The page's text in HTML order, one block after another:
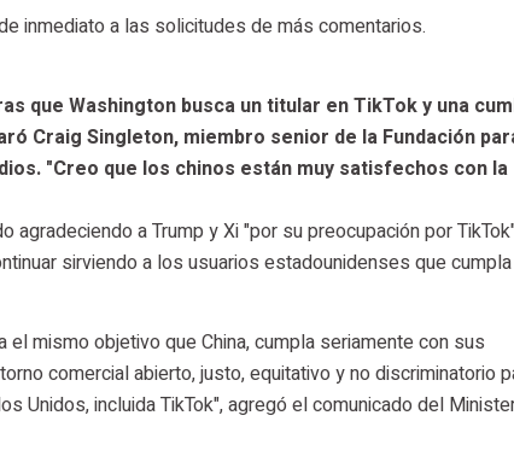
inmediato a las solicitudes de más comentarios.
que Washington busca un titular en TikTok y una
Craig Singleton, miembro senior de la Fundación
"Creo que los chinos están muy satisfechos con la
agradeciendo a Trump y Xi "por su preocupación por
sirviendo a los usuarios estadounidenses que
mismo objetivo que China, cumpla seriamente con sus
comercial abierto, justo, equitativo y no discriminatorio
Unidos, incluida TikTok", agregó el comunicado del